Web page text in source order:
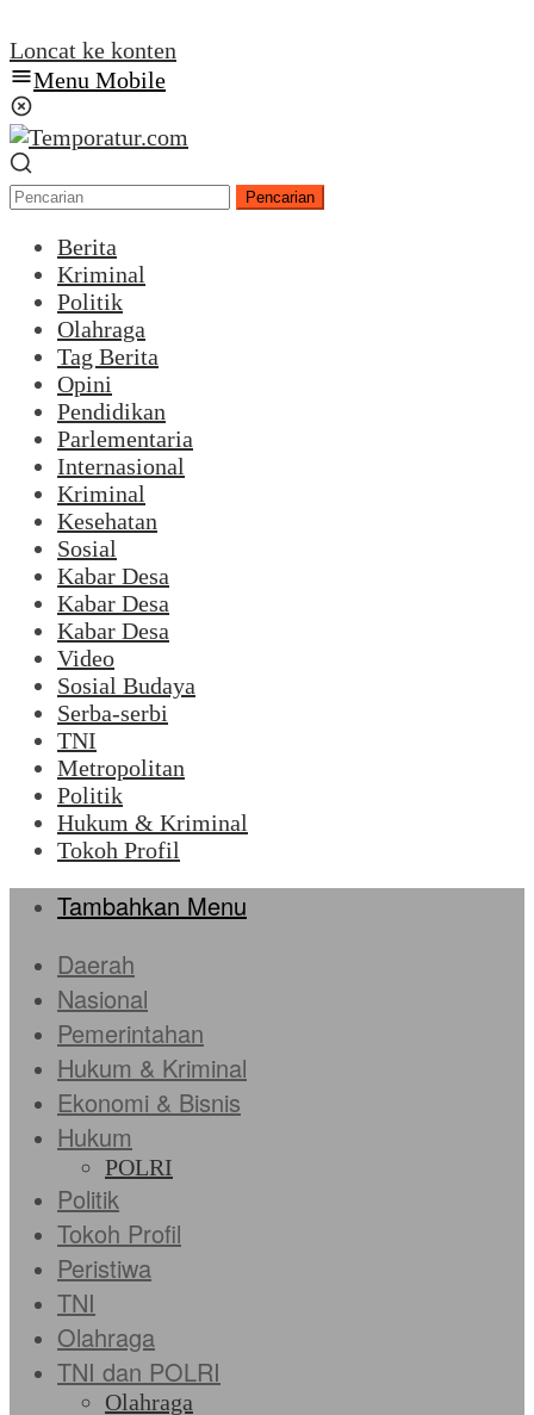
Loncat ke konten
Menu Mobile
Pencarian
Berita
Kriminal
Politik
Olahraga
Tag Berita
Opini
Pendidikan
Parlementaria
Internasional
Kriminal
Kesehatan
Sosial
Kabar Desa
Kabar Desa
Kabar Desa
Video
Sosial Budaya
Serba-serbi
TNI
Metropolitan
Politik
Hukum & Kriminal
Tokoh Profil
Tambahkan Menu
Daerah
Nasional
Pemerintahan
Hukum & Kriminal
Ekonomi & Bisnis
Hukum
POLRI
Politik
Tokoh Profil
Peristiwa
TNI
Olahraga
TNI dan POLRI
Olahraga